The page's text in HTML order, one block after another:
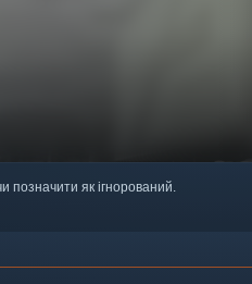
позначити як ігнорований.